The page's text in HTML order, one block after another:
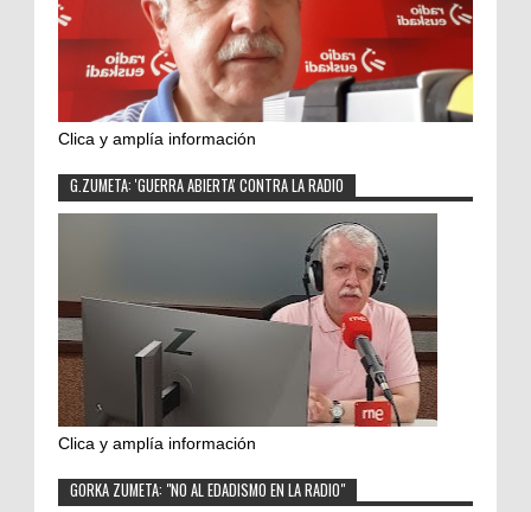
Clica y amplía información
G.ZUMETA: 'GUERRA ABIERTA' CONTRA LA RADIO
Clica y amplía información
GORKA ZUMETA: "NO AL EDADISMO EN LA RADIO"